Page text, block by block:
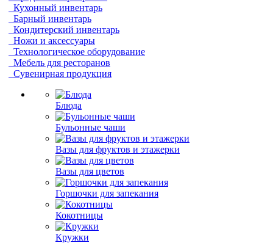
Кухонный инвентарь
Барный инвентарь
Кондитерский инвентарь
Ножи и аксессуары
Технологическое оборудование
Мебель для ресторанов
Сувенирная продукция
Блюда
Бульонные чаши
Вазы для фруктов и этажерки
Вазы для цветов
Горшочки для запекания
Кокотницы
Кружки